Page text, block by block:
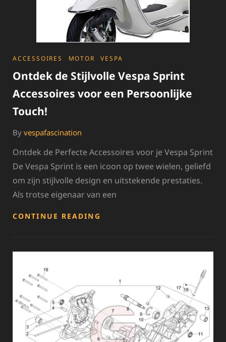
CATEGORIES
ACCESSOIRES MOTOR VESPA
Ontdek de Stijlvolle Vespa Sprint
Accessoires voor een Persoonlijke
Touch!
By vespafascination
Ontdek de Perfecte Accessoires voor je Vespa Sprint
De Vespa Sprint is een icoon op twee wielen, geliefd
om zijn stijlvolle design en uitstekende prestaties.
Als trotse eigenaar van een
CONTINUE READING
VOOR
EEN
PERSOONLIJKE
TOUCH!